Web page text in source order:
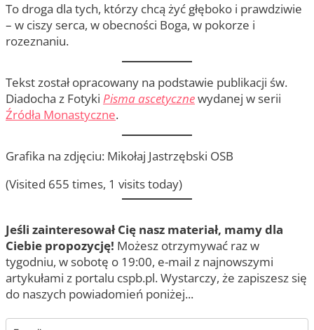
To droga dla tych, którzy chcą żyć głęboko i prawdziwie
– w ciszy serca, w obecności Boga, w pokorze i
rozeznaniu.
Tekst został opracowany na podstawie publikacji św.
Diadocha z Fotyki Pisma ascetycznewydanej w serii
Źródła Monastyczne.
Grafika na zdjęciu: Mikołaj Jastrzębski OSB
(Visited 655 times, 1 visits today)
Jeśli zainteresował Cię nasz materiał, mamy dla
Ciebie propozycję! Możesz otrzymywać raz w
tygodniu, w sobotę o 19:00, e-mail z najnowszymi
artykułami z portalu cspb.pl. Wystarczy, że zapiszesz się
do naszych powiadomień poniżej...